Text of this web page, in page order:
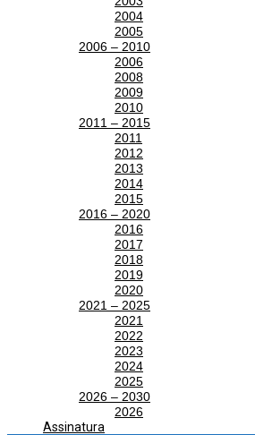
2004
2005
2006 – 2010
2006
2008
2009
2010
2011 – 2015
2011
2012
2013
2014
2015
2016 – 2020
2016
2017
2018
2019
2020
2021 – 2025
2021
2022
2023
2024
2025
2026 – 2030
2026
Assinatura